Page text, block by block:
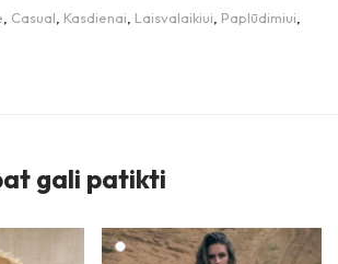
Casual Kasdienai Laisvalaikiui Paplūdimiui
gali patikti